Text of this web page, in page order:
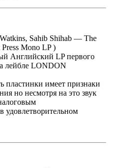
Sahib Shihab — The
Mono LP )
Английский LP первого
лейбле LONDON
пластинки имеет признаки
но несмотря на это звук
удовлетворительном